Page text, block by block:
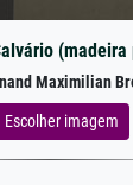
Maximilian
Escolher imagem